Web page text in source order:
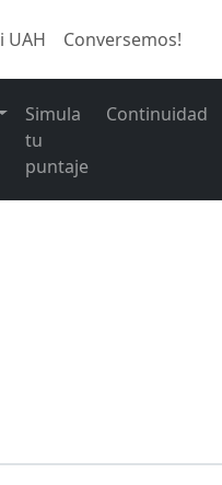
UAH Conversemos!
Simula
tu
puntaje
Continuidad